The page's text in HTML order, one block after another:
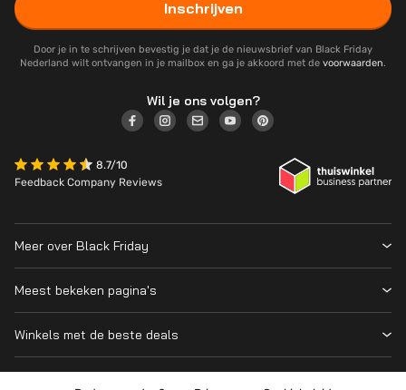
Inschrijven
Door je in te schrijven bevestig je dat je de nieuwsbrief van Black Friday
Nederland wilt ontvangen in je mailbox en ga je akkoord met de voorwaarden.
Wil je ons volgen?
8.7/10
Feedback Company Reviews
Meer over Black Friday
Wanneer is Black Friday?
Cyber Monday 2026
Over ons
Meest bekeken pagina's
Prijsvergelijker
Winkels met de beste deals